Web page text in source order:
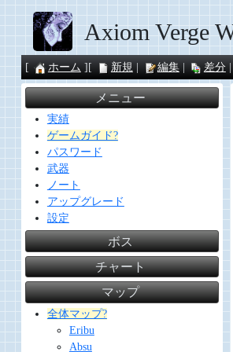
Axiom Verge
ホーム 新規 編集 差分
メニュー
実績
ゲームガイド?
パスワード
武器
ノート
アップグレード
設定
ボス
チャート
マップ
全体マップ?
Eribu
Absu